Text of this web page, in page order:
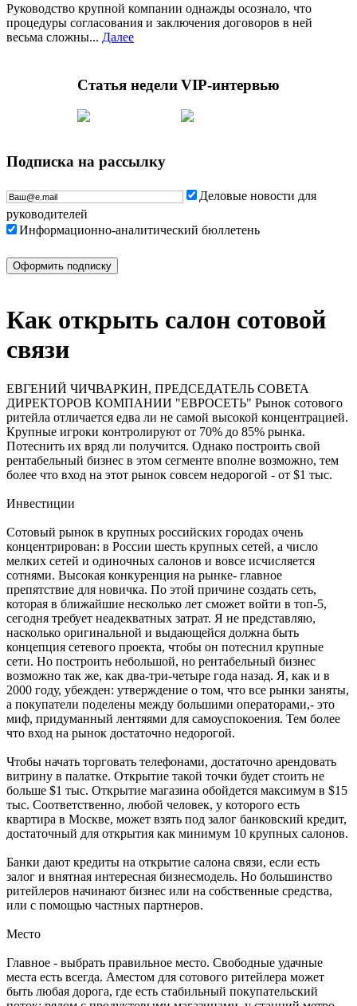
Руководство крупной компании однажды осознало, что
процедуры согласования и заключения договоров в ней
весьма сложны... Далее
Статья неделиVIP-интервью
Подписка на рассылку
Деловые новости для
руководителей
Информационно-аналитический бюллетень
Как открыть салон сотовой
связи
ЕВГЕНИЙ ЧИЧВАРКИН, ПРЕДСЕДАТЕЛЬ СОВЕТА
ДИРЕКТОРОВ КОМПАНИИ "ЕВРОСЕТЬ" Рынок сотового
ритейла отличается едва ли не самой высокой концентрацией.
Крупные игроки контролируют от 70% до 85% рынка.
Потеснить их вряд ли получится. Однако построить свой
рентабельный бизнес в этом сегменте вполне возможно, тем
более что вход на этот рынок совсем недорогой - от $1 тыс.
Инвестиции
Сотовый рынок в крупных российских городах очень
концентрирован: в России шесть крупных сетей, а число
мелких сетей и одиночных салонов и вовсе исчисляется
сотнями. Высокая конкуренция на рынке- главное
препятствие для новичка. По этой причине создать сеть,
которая в ближайшие несколько лет сможет войти в топ-5,
сегодня требует неадекватных затрат. Я не представляю,
насколько оригинальной и выдающейся должна быть
концепция сетевого проекта, чтобы он потеснил крупные
сети. Но построить небольшой, но рентабельный бизнес
возможно так же, как два-три-четыре года назад. Я, как и в
2000 году, убежден: утверждение о том, что все рынки заняты,
а покупатели поделены между большими операторами,- это
миф, придуманный лентяями для самоуспокоения. Тем более
что вход на рынок достаточно недорогой.
Чтобы начать торговать телефонами, достаточно арендовать
витрину в палатке. Открытие такой точки будет стоить не
больше $1 тыс. Открытие магазина обойдется максимум в $15
тыс. Соответственно, любой человек, у которого есть
квартира в Москве, может взять под залог банковский кредит,
достаточный для открытия как минимум 10 крупных салонов.
Банки дают кредиты на открытие салона связи, если есть
залог и внятная интересная бизнесмодель. Но большинство
ритейлеров начинают бизнес или на собственные средства,
или с помощью частных партнеров.
Место
Главное - выбрать правильное место. Свободные удачные
места есть всегда. Аместом для сотового ритейлера может
быть любая дорога, где есть стабильный покупательский